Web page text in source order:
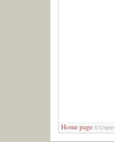
Home page©